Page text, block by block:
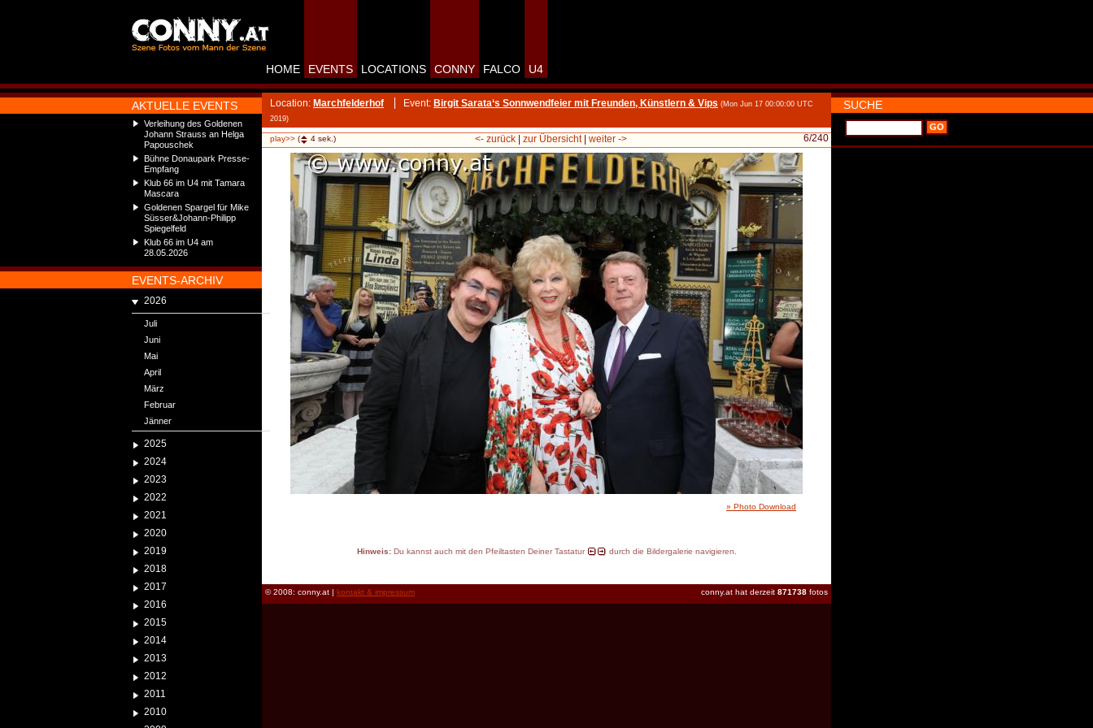
AKTUELLE EVENTS
Verleihung des Goldenen
Johann Strauss an Helga
Papouschek
Bühne Donaupark Presse-
Empfang
Klub 66 im U4 mit Tamara
Mascara
Goldenen Spargel für Mike
Süsser&Johann-Philipp
Spiegelfeld
Klub 66 im U4 am
28.05.2026
EVENTS-ARCHIV
2026
Juli
Juni
Mai
April
März
Februar
Jänner
2025
2024
2023
2022
2021
2020
2019
2018
2017
2016
2015
2014
2013
2012
2011
2010
HOME EVENTS LOCATIONS CONNY FALCO U4
Location: Marchfelderhof Event: Birgit Sarata‘s Sonnwendfeier mit Freunden, Künstlern & Vips (Mon Jun 17 00:00:00 UTC
2019)
play>> ( 4 sek.) 6/240
<- zurück| zur Übersicht| weiter ->
» Photo Download
Hinweis:Du kannst auch mit den Pfeiltasten Deiner Tastatur durch die Bildergalerie navigieren.
conny.at hat derzeit 871738 fotos
© 2008: conny.at | kontakt & impressum
SUCHE